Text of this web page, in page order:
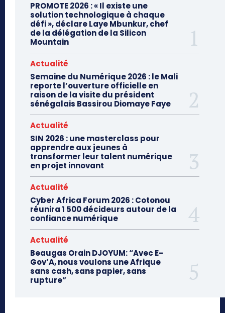
PROMOTE 2026 : « Il existe une
solution technologique à chaque
défi », déclare Laye Mbunkur, chef
de la délégation de la Silicon
Mountain
Actualité
Semaine du Numérique 2026 : le Mali
reporte l’ouverture officielle en
raison de la visite du président
sénégalais Bassirou Diomaye Faye
Actualité
SIN 2026 : une masterclass pour
apprendre aux jeunes à
transformer leur talent numérique
en projet innovant
Actualité
Cyber Africa Forum 2026 : Cotonou
réunira 1 500 décideurs autour de la
confiance numérique
Actualité
Beaugas Orain DJOYUM: “Avec E-
Gov’A, nous voulons une Afrique
sans cash, sans papier, sans
rupture”